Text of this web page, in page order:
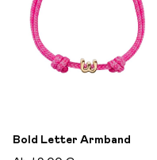
Bold Letter Armband